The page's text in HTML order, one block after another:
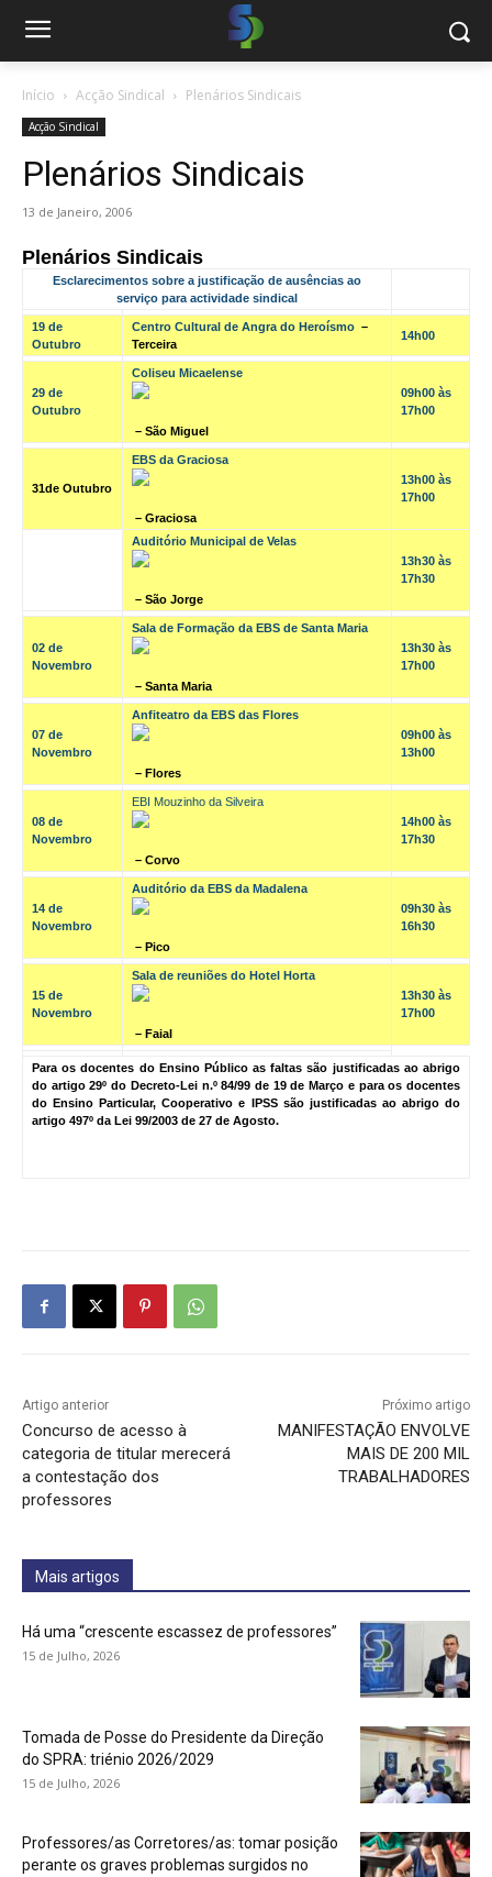
Início Acção Sindical Plenários Sindicais
Acção Sindical
Plenários Sindicais
13 de Janeiro, 2006
Plenários Sindicais
Esclarecimentos sobre a justificação de ausências ao
serviço para actividade sindical
19 de
Outubro
Centro Cultural de Angra do Heroísmo –
Terceira
14h00
29 de
Outubro
Coliseu Micaelense
– São Miguel
09h00 às
17h00
31de Outubro
EBS da Graciosa
– Graciosa
13h00 às
17h00
Auditório Municipal de Velas
– São Jorge
13h30 às
17h30
02 de
Novembro
Sala de Formação da EBS de Santa Maria
– Santa Maria
13h30 às
17h00
07 de
Novembro
Anfiteatro da EBS das Flores
– Flores
09h00 às
13h00
08 de
Novembro
EBI Mouzinho da Silveira
– Corvo
14h00 às
17h30
14 de
Novembro
Auditório da EBS da Madalena
– Pico
09h30 às
16h30
15 de
Novembro
Sala de reuniões do Hotel Horta
– Faial
13h30 às
17h00
Para os docentes do Ensino Público as faltas são justificadas ao abrigo
do artigo 29º do Decreto-Lei n.º 84/99 de 19 de Março e para os docentes
do Ensino Particular, Cooperativo e IPSS são justificadas ao abrigo do
artigo 497º da Lei 99/2003 de 27 de Agosto.
Artigo anterior
Concurso de acesso à
categoria de titular merecerá
a contestação dos
professores
Próximo artigo
MANIFESTAÇÃO ENVOLVE
MAIS DE 200 MIL
TRABALHADORES
Mais artigos
Há uma “crescente escassez de professores”
15 de Julho, 2026
Tomada de Posse do Presidente da Direção
do SPRA: triénio 2026/2029
15 de Julho, 2026
Professores/as Corretores/as: tomar posição
perante os graves problemas surgidos no